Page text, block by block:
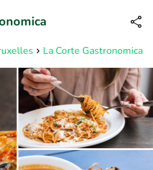
Bereikbaar tot 23:00 uur
La Corte Gastronomica